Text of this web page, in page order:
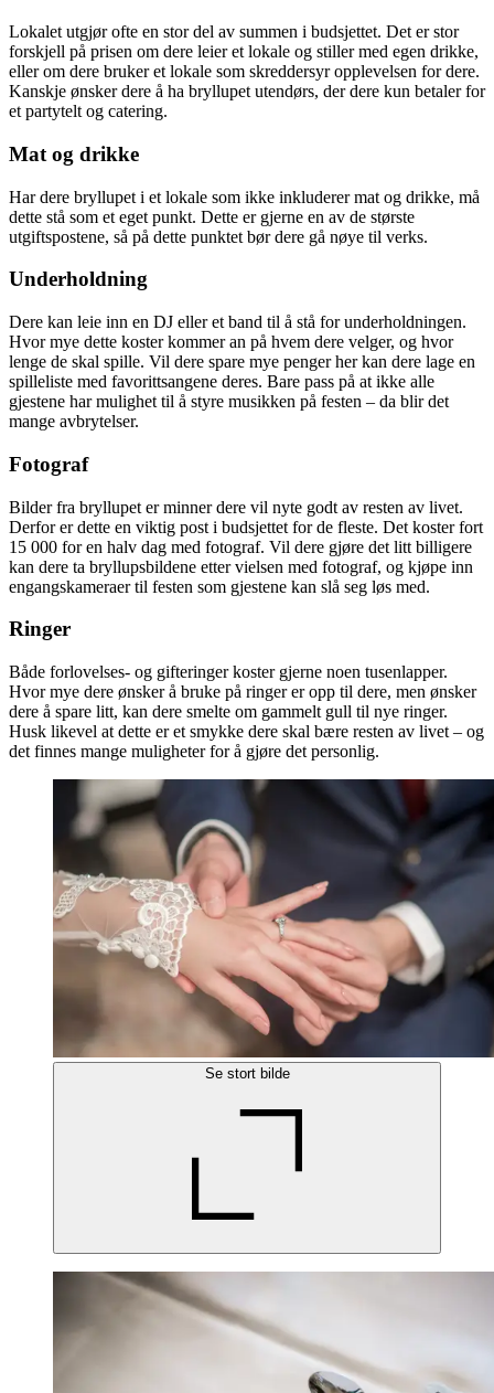
Lokalet utgjør ofte en stor del av summen i budsjettet. Det er stor
forskjell på prisen om dere leier et lokale og stiller med egen drikke,
eller om dere bruker et lokale som skreddersyr opplevelsen for dere.
Kanskje ønsker dere å ha bryllupet utendørs, der dere kun betaler for
et partytelt og catering.
Mat og drikke
Har dere bryllupet i et lokale som ikke inkluderer mat og drikke, må
dette stå som et eget punkt. Dette er gjerne en av de største
utgiftspostene, så på dette punktet bør dere gå nøye til verks.
Underholdning
Dere kan leie inn en DJ eller et band til å stå for underholdningen.
Hvor mye dette koster kommer an på hvem dere velger, og hvor
lenge de skal spille. Vil dere spare mye penger her kan dere lage en
spilleliste med favorittsangene deres. Bare pass på at ikke alle
gjestene har mulighet til å styre musikken på festen – da blir det
mange avbrytelser.
Fotograf
Bilder fra bryllupet er minner dere vil nyte godt av resten av livet.
Derfor er dette en viktig post i budsjettet for de fleste. Det koster fort
15 000 for en halv dag med fotograf. Vil dere gjøre det litt billigere
kan dere ta bryllupsbildene etter vielsen med fotograf, og kjøpe inn
engangskameraer til festen som gjestene kan slå seg løs med.
Ringer
Både forlovelses- og gifteringer koster gjerne noen tusenlapper.
Hvor mye dere ønsker å bruke på ringer er opp til dere, men ønsker
dere å spare litt, kan dere smelte om gammelt gull til nye ringer.
Husk likevel at dette er et smykke dere skal bære resten av livet – og
det finnes mange muligheter for å gjøre det personlig.
Se stort bilde